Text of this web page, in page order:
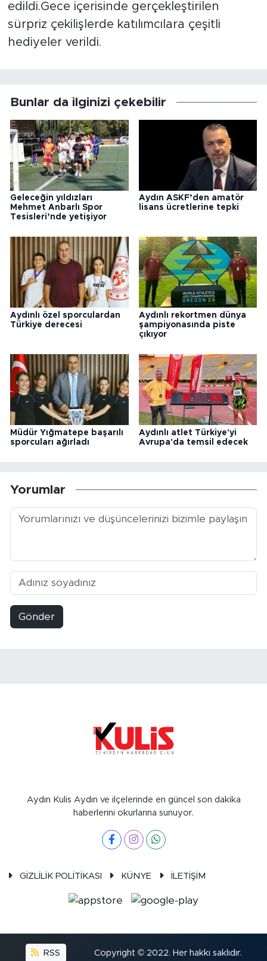
edildi.Gece içerisinde gerçekleştirilen
sürpriz çekilişlerde katılımcılara çeşitli
hediyeler verildi.
Bunlar da ilginizi çekebilir
Geleceğin yıldızları
Mehmet Anbarlı Spor
Tesisleri’nde yetişiyor
Aydın ASKF’den amatör
lisans ücretlerine tepki
Aydınlı özel sporculardan
Türkiye derecesi
Aydınlı rekortmen dünya
şampiyonasında piste
çıkıyor
Müdür Yığmatepe başarılı
sporcuları ağırladı
Aydınlı atlet Türkiye'yi
Avrupa'da temsil edecek
Yorumlar
Gönder
Aydın Kulis Aydın ve ilçelerinde en güncel son dakika
haberlerini okurlarına sunuyor.
GİZLİLİK POLİTİKASI KÜNYE İLETİŞİM
RSS Copyright © 2022. Her hakkı saklıdır.